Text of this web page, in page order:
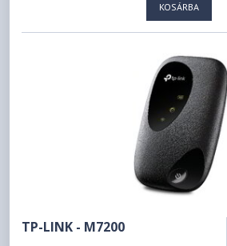
IEEE 802.11a - 5GHz
IEEE 802.11n - 5GHz
300Mbps 867Mbps
KOSÁRBA
TP-LINK - M7200